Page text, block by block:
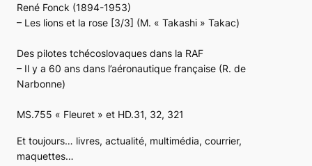
René Fonck (1894-1953)
– Les lions et la rose [3/3] (M. « Takashi » Takac)
Des pilotes tchécoslovaques dans la RAF
– Il y a 60 ans dans l’aéronautique française (R. de
Narbonne)
MS.755 « Fleuret » et HD.31, 32, 321
Et toujours… livres, actualité, multimédia, courrier,
maquettes…